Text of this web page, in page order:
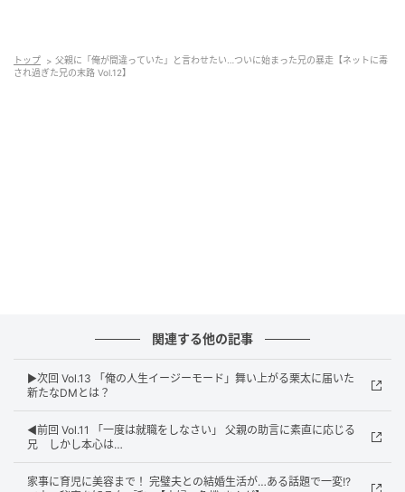
ウーマンエキサイト
トップ
父親に「俺が間違っていた」と言わせたい…ついに始まった兄の暴走【ネットに毒
され過ぎた兄の末路 Vol.12】
関連する他の記事
▶︎次回 Vol.13 「俺の人生イージーモード」舞い上がる栗太に届いた
新たなDMとは？
◀︎前回 Vol.11 「一度は就職をしなさい」 父親の助言に素直に応じる
兄 しかし本心は…
家事に育児に美容まで！ 完璧夫との結婚生活が…ある話題で一変!?